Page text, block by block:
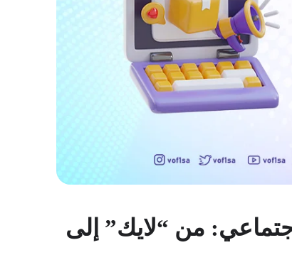
من “لايك” إلى